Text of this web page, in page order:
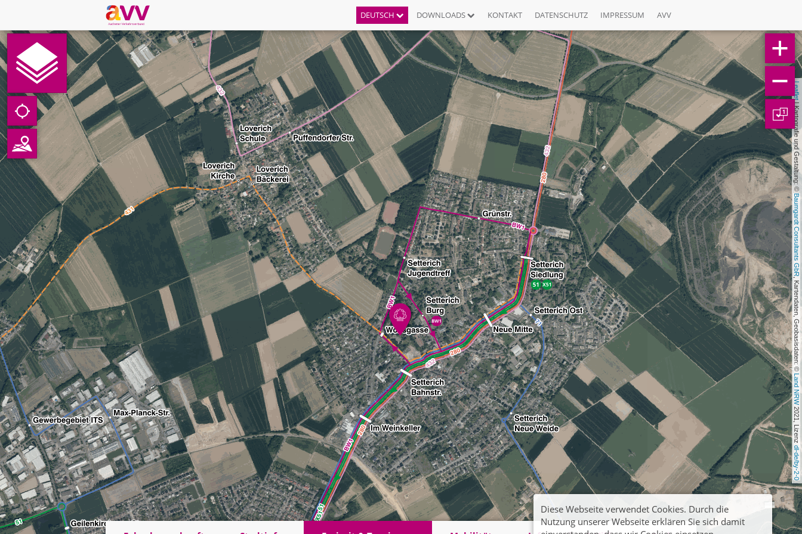
DEUTSCH DOWNLOADS KONTAKT DATENSCHUTZ IMPRESSUM AVV
Leaflet
| Kartografie und Gestaltung: ©
Baumgardt Consultants GbR
, Kartendaten, Geobasisdaten: ©
Land NRW
2021, Lizenz
dl-de/by-2-0
1
Diese Webseite verwendet Cookies. Durch die
Nutzung unserer Webseite erklären Sie sich damit